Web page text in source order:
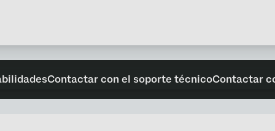
Contactar con el soporte técnicoContactar